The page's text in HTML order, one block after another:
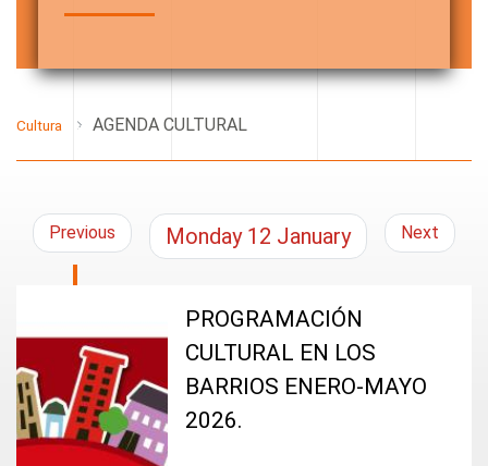
Cultura AGENDA CULTURAL
Previous Monday 12 January Next
PROGRAMACIÓN
CULTURAL EN LOS
BARRIOS ENERO-MAYO
2026.